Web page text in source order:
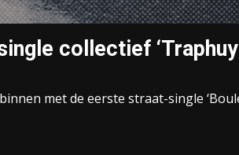
collectief
met de eerste straat-single